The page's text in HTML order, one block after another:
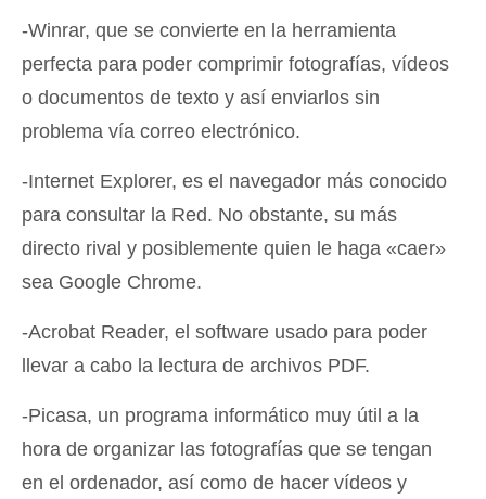
-Winrar, que se convierte en la herramienta
perfecta para poder comprimir fotografías, vídeos
o documentos de texto y así enviarlos sin
problema vía correo electrónico.
-Internet Explorer, es el navegador más conocido
para consultar la Red. No obstante, su más
directo rival y posiblemente quien le haga «caer»
sea Google Chrome.
-Acrobat Reader, el software usado para poder
llevar a cabo la lectura de archivos PDF.
-Picasa, un programa informático muy útil a la
hora de organizar las fotografías que se tengan
en el ordenador, así como de hacer vídeos y